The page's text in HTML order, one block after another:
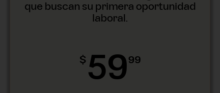
que buscan su primera oportunidad
laboral.
$5999